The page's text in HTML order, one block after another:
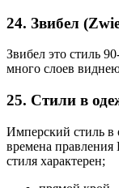
24. Звибел
Звибел это стиль
много слоев
25. Стили в
Имперский стиль в
времена
стиля характерен;